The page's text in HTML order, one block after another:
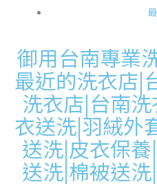
御用台南專業
最近的洗衣店|
洗衣店|台南
衣送洗|羽絨外
送洗|皮衣保
送洗|棉被送